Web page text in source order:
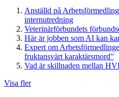
Anställd på
internutredning
Veterinärförbundets
Här är jobben som AI kan
Expert om
fruktansvärt karaktärsmord”
Vad är skillnaden mellan
Visa fler